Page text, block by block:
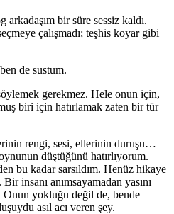
bir süre sessiz kaldı.
çalışmadı; teşhis koyar gibi
de sustum.
gerekmez. Hele onun için,
biri için hatırlamak zaten bir tür
rengi, sesi, ellerinin duruşu…
düştüğünü hatırlıyorum.
bu kadar sarsıldım. Henüz hikaye
insanı anımsayamadan yasını
Onun yokluğu değil de, bende
asıl acı veren şey.